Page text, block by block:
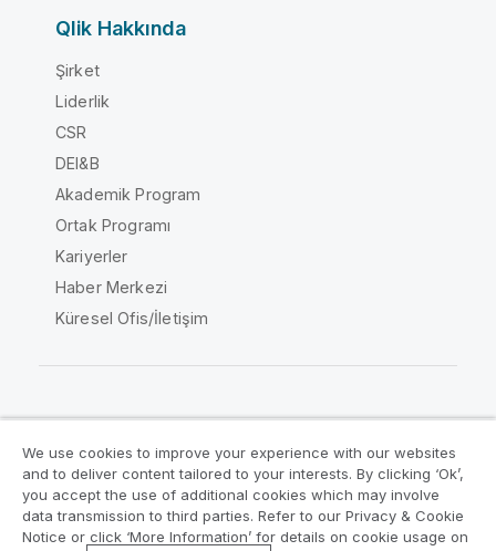
Qlik Hakkında
Şirket
Liderlik
CSR
DEI&B
Akademik Program
Ortak Programı
Kariyerler
Haber Merkezi
Küresel Ofis/İletişim
Yasal sözleşmeler
Ürün Koşulları
Legal Policies
Legal Policies
We use cookies to improve your experience with our websites
and to deliver content tailored to your interests. By clicking ‘Ok’,
you accept the use of additional cookies which may involve
data transmission to third parties. Refer to our Privacy & Cookie
Notice or click ‘More Information’ for details on cookie usage on